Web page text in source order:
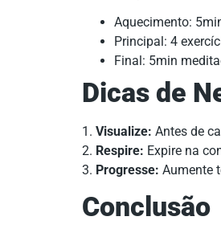
Aquecimento:
Principal: 4
Final: 5min
Dicas de
1. Visualize: Antes de
2. Respire: Expire na
3. Progresse: Aumente
Conclusão